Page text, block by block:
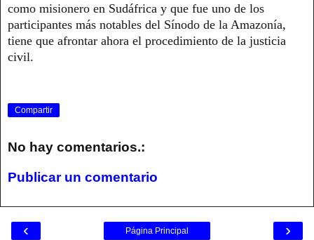
como misionero en Sudáfrica y que fue uno de los
participantes más notables del Sínodo de la Amazonía,
tiene que afrontar ahora el procedimiento de la justicia
civil.
Compartir
No hay comentarios.:
Publicar un comentario
‹ ›
Página Principal